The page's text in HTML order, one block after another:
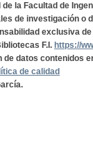
la Facultad de
de investigación o
exclusiva
F.I. https://
de datos contenidos
de calidad